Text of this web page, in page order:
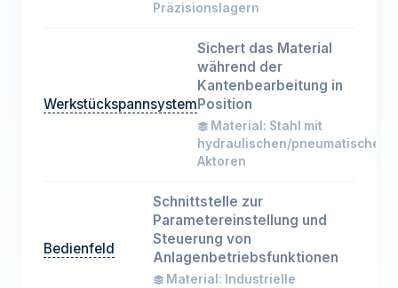
Präzisionslagern
Werkstückspannsystem
Sichert das Material
während der
Kantenbearbeitung in
Position
Material: Stahl mit
hydraulischen/pneumatischen
Aktoren
Bedienfeld
Schnittstelle zur
Parametereinstellung und
Steuerung von
Anlagenbetriebsfunktionen
Material: Industrielle